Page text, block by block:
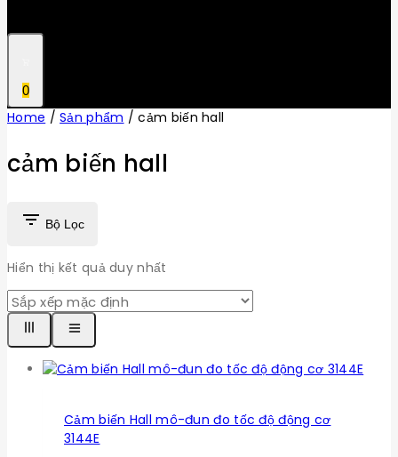
0
Home / Sản phẩm / cảm biến hall
cảm biến hall
Bộ Lọc
Hiển thị kết quả duy nhất
Cảm biến Hall mô-đun đo tốc độ động cơ
3144E